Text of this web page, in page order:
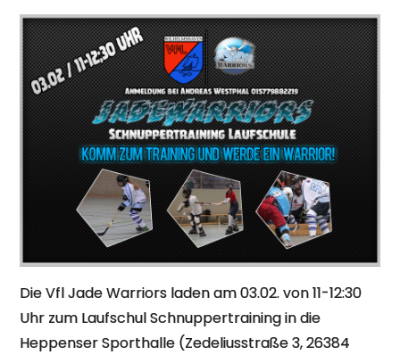
Die Vfl Jade Warriors laden am 03.02. von 11-12:30
Uhr zum Laufschul Schnuppertraining in die
Heppenser Sporthalle (Zedeliusstraße 3, 26384